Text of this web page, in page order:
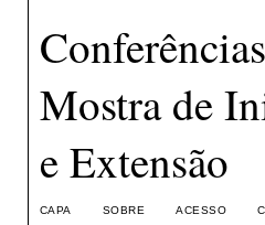
Mostra de
e Extensão
CAPA SOBRE ACESSO